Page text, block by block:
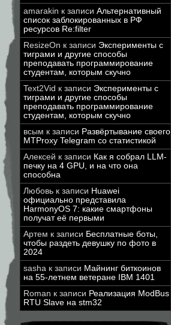
amarakin к записи Альтернативный
список заблокированных в РФ
ресурсов Re:filter
ResizeOn к записи Эксперименты с
тиграми и другие способы
преподавать программирование
студентам, которым скучно
Text2Vid к записи Эксперименты с
тиграми и другие способы
преподавать программирование
студентам, которым скучно
всым к записи Развёртывание своего
MTProxy Telegram со статистикой
Алексей к записи Как я собрал LLM-
печку на 4 GPU, и на что она
способна
Любовь к записи Huawei
официально представила
HarmonyOS 7: какие смартфоны
получат её первыми
Артем к записи Бесплатные боты,
чтобы раздеть девушку по фото в
2024
sasha к записи Майнинг биткоинов
на 55-летнем ветеране IBM 1401
Roman к записи Реализация ModBus
RTU Slave на stm32